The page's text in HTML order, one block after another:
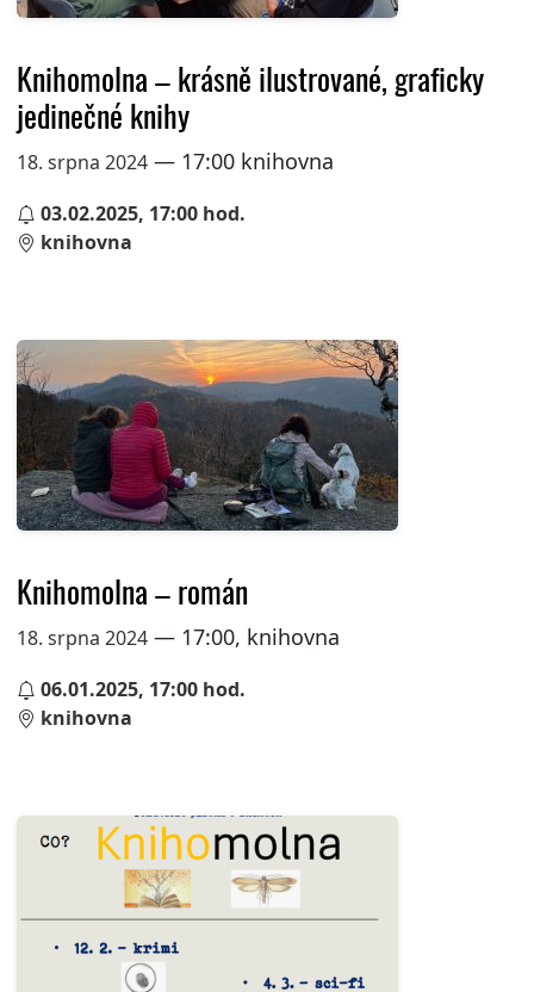
Knihomolna – krásně ilustrované, graficky
jedinečné knihy
18. srpna 2024— 17:00 knihovna
03.02.2025, 17:00 hod.
knihovna
Knihomolna – román
18. srpna 2024— 17:00, knihovna
06.01.2025, 17:00 hod.
knihovna